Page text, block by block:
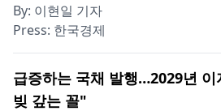
By: 이현일 기자
Press: 한국경제
급증하는 국채 발행…2029년
빚 갚는 꼴"